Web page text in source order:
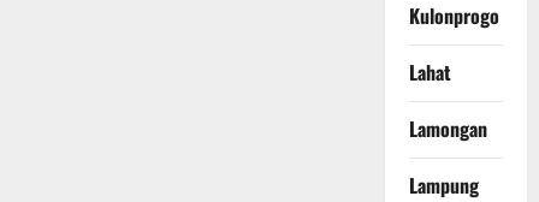
Kulonprogo
Lahat
Lamongan
Lampung